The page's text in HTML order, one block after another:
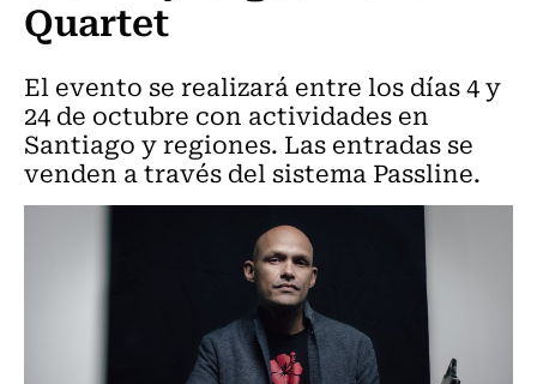
Quartet
El evento se realizará entre los días 4 y
24 de octubre con actividades en
Santiago y regiones. Las entradas se
venden a través del sistema Passline.